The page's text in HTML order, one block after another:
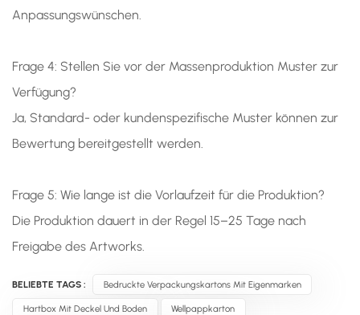
Anpassungswünschen.
Frage 4: Stellen Sie vor der Massenproduktion Muster zur
Verfügung?
Ja, Standard- oder kundenspezifische Muster können zur
Bewertung bereitgestellt werden.
Frage 5: Wie lange ist die Vorlaufzeit für die Produktion?
Die Produktion dauert in der Regel 15–25 Tage nach
Freigabe des Artworks.
BELIEBTE TAGS : Bedruckte Verpackungskartons Mit Eigenmarken
Hartbox Mit Deckel Und Boden Wellpappkarton